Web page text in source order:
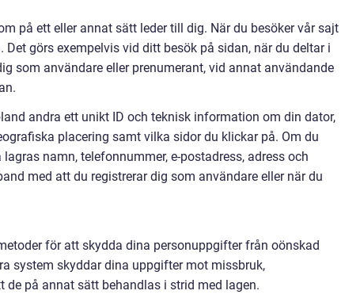
på ett eller annat sätt leder till dig. När du besöker vår sajt
görs exempelvis vid ditt besök på sidan, när du deltar i
som användare eller prenumerant, vid annat användande
andra ett unikt ID och teknisk information om din dator,
placering samt vilka sidor du klickar på. Om du
namn, telefonnummer, e-postadress, adress och
med att du registrerar dig som användare eller när du
för att skydda dina personuppgifter från oönskad
system skyddar dina uppgifter mot missbruk,
på annat sätt behandlas i strid med lagen.